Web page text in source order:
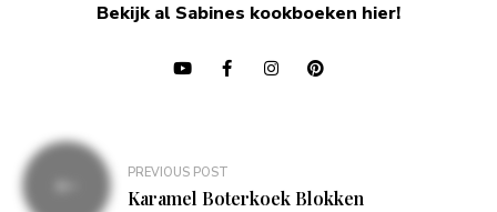
Bekijk al Sabines kookboeken hier!
Bericht
navigatie
PREVIOUS POST
Karamel Boterkoek Blokken